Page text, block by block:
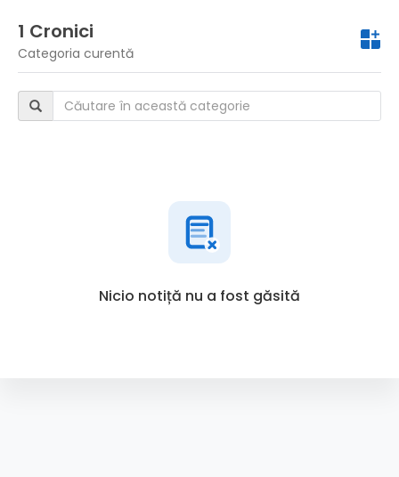
1 Cronici
Categoria curentă
Nicio notiță nu a fost găsită